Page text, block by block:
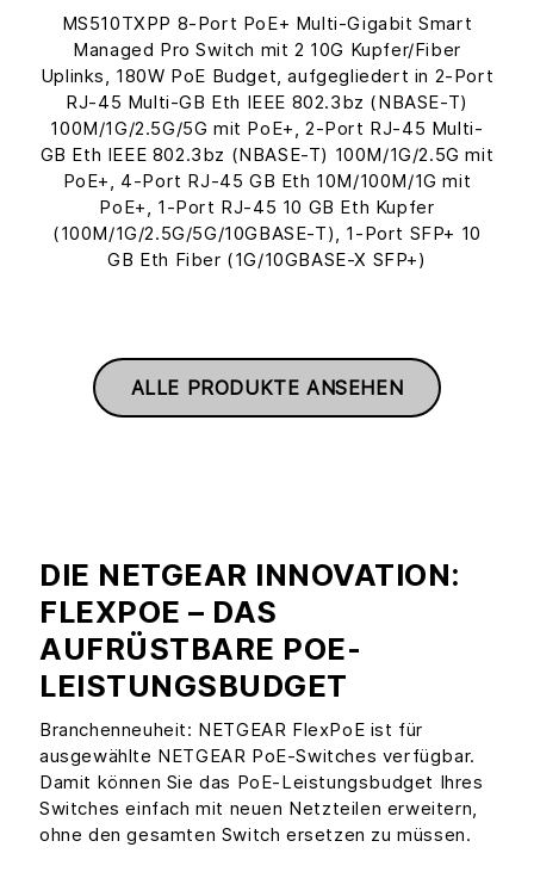
MS510TXPP 8-Port PoE+ Multi-Gigabit Smart
Managed Pro Switch mit 2 10G Kupfer/Fiber
Uplinks, 180W PoE Budget, aufgegliedert in 2-Port
RJ-45 Multi-GB Eth IEEE 802.3bz (NBASE-T)
100M/1G/2.5G/5G mit PoE+, 2-Port RJ-45 Multi-
GB Eth IEEE 802.3bz (NBASE-T) 100M/1G/2.5G mit
PoE+, 4-Port RJ-45 GB Eth 10M/100M/1G mit
PoE+, 1-Port RJ-45 10 GB Eth Kupfer
(100M/1G/2.5G/5G/10GBASE-T), 1-Port SFP+ 10
GB Eth Fiber (1G/10GBASE-X SFP+)
ALLE PRODUKTE ANSEHEN
DIE NETGEAR INNOVATION:
FLEXPOE – DAS
AUFRÜSTBARE POE-
LEISTUNGSBUDGET
Branchenneuheit: NETGEAR FlexPoE ist für
ausgewählte NETGEAR PoE-Switches verfügbar.
Damit können Sie das PoE-Leistungsbudget Ihres
Switches einfach mit neuen Netzteilen erweitern,
ohne den gesamten Switch ersetzen zu müssen.